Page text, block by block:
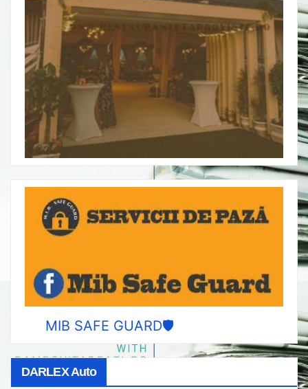
MIB SAFE GUARD🛡️
DARLEX Auto